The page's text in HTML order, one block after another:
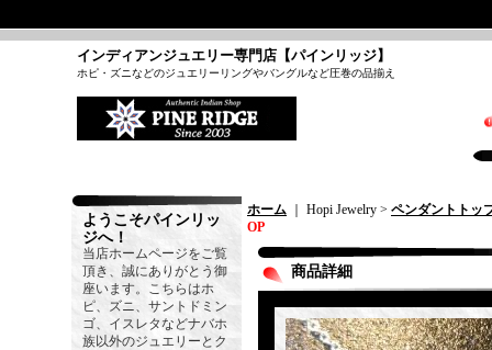
インディアンジュエリー専門店【パインリッジ】
ホピ・ズニなどのジュエリーリングやバングルなど圧巻の品揃え
ようこそパインリッ
ジへ！
当店ホームページをご覧
頂き、誠にありがとう御
座います。こちらはホ
ピ、ズニ、サントドミン
ゴ、イスレタなどナバホ
族以外のジュエリーとク
ホーム ｜ Hopi Jewelry > ペンダントトッ
OP
商品詳細